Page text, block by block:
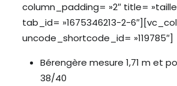
column_padding= »2″ title= »taille
tab_id= »1675346213-2-
uncode_shortcode_id= »119785″]
Bérengère mesure 1,71 m et
38/40